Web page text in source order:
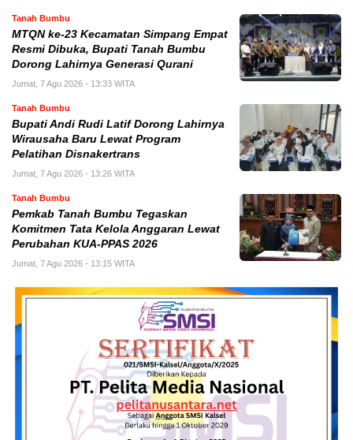
Tanah Bumbu
MTQN ke-23 Kecamatan Simpang Empat
Resmi Dibuka, Bupati Tanah Bumbu
Dorong Lahirnya Generasi Qurani
Jumat, 7 Agu 2026 - 13:33 WITA
Tanah Bumbu
Bupati Andi Rudi Latif Dorong Lahirnya
Wirausaha Baru Lewat Program
Pelatihan Disnakertrans
Jumat, 7 Agu 2026 - 13:26 WITA
Tanah Bumbu
Pemkab Tanah Bumbu Tegaskan
Komitmen Tata Kelola Anggaran Lewat
Perubahan KUA-PPAS 2026
Jumat, 7 Agu 2026 - 13:15 WITA